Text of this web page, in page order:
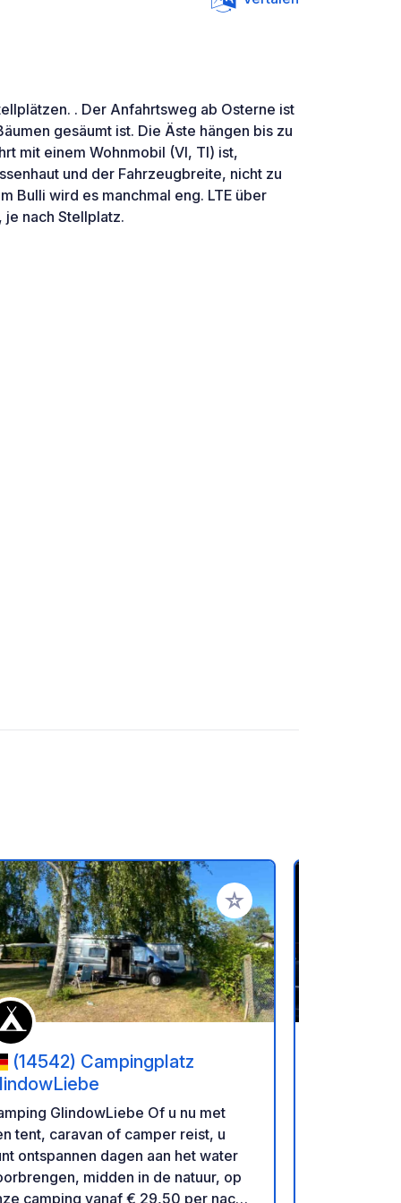
. Der Anfahrtsweg ab Osterne ist
gesäumt ist. Die Äste hängen bis zu
mit einem Wohnmobil (VI, TI) ist,
und der Fahrzeugbreite, nicht zu
Bulli wird es manchmal eng. LTE über
nach Stellplatz.
Voeg toe aan je favorieten
(14542) Campingplatz
GlindowLiebe Of u nu met
tent, caravan of camper reist, u
ontspannen dagen aan het water
midden in de natuur, op
camping vanaf € 29,50 per nacht.